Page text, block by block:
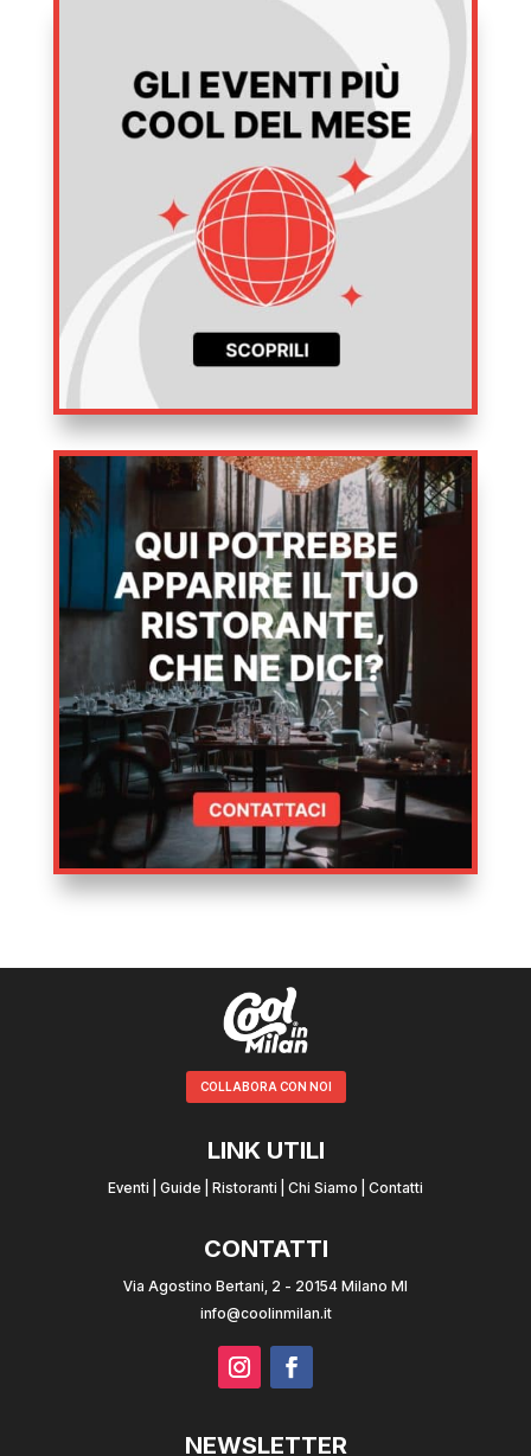
COLLABORA CON NOI
LINK UTILI
Eventi Guide Ristoranti Chi Siamo Contatti
CONTATTI
Via Agostino Bertani, 2 - 20154 Milano MI
info@coolinmilan.it
NEWSLETTER